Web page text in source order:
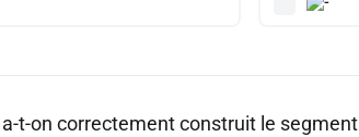
t-on correctement construit le segment